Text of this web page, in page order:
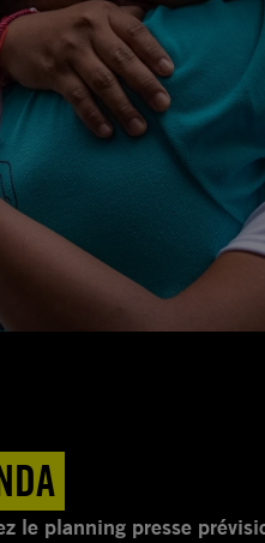
le planning presse